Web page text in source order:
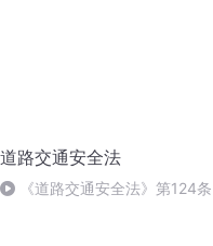
道路交通安全法
《道路交通安全法》第124条